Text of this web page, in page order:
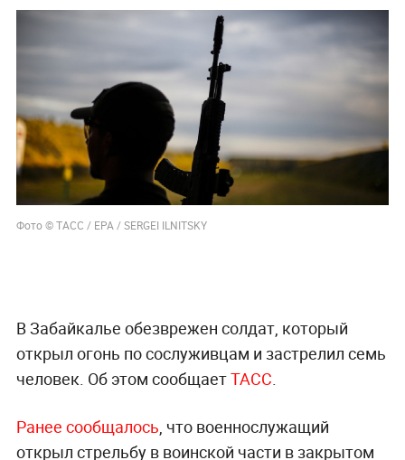
Фото © ТАСС / EPA / SERGEI ILNITSKY
В Забайкалье обезврежен солдат, который
открыл огонь по сослуживцам и застрелил семь
человек. Об этом сообщаетТАСС.
Ранее сообщалось, что военнослужащий
открыл стрельбу в воинской части в закрытом